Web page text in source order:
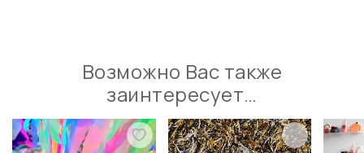
Возможно Вас также
заинтересует…